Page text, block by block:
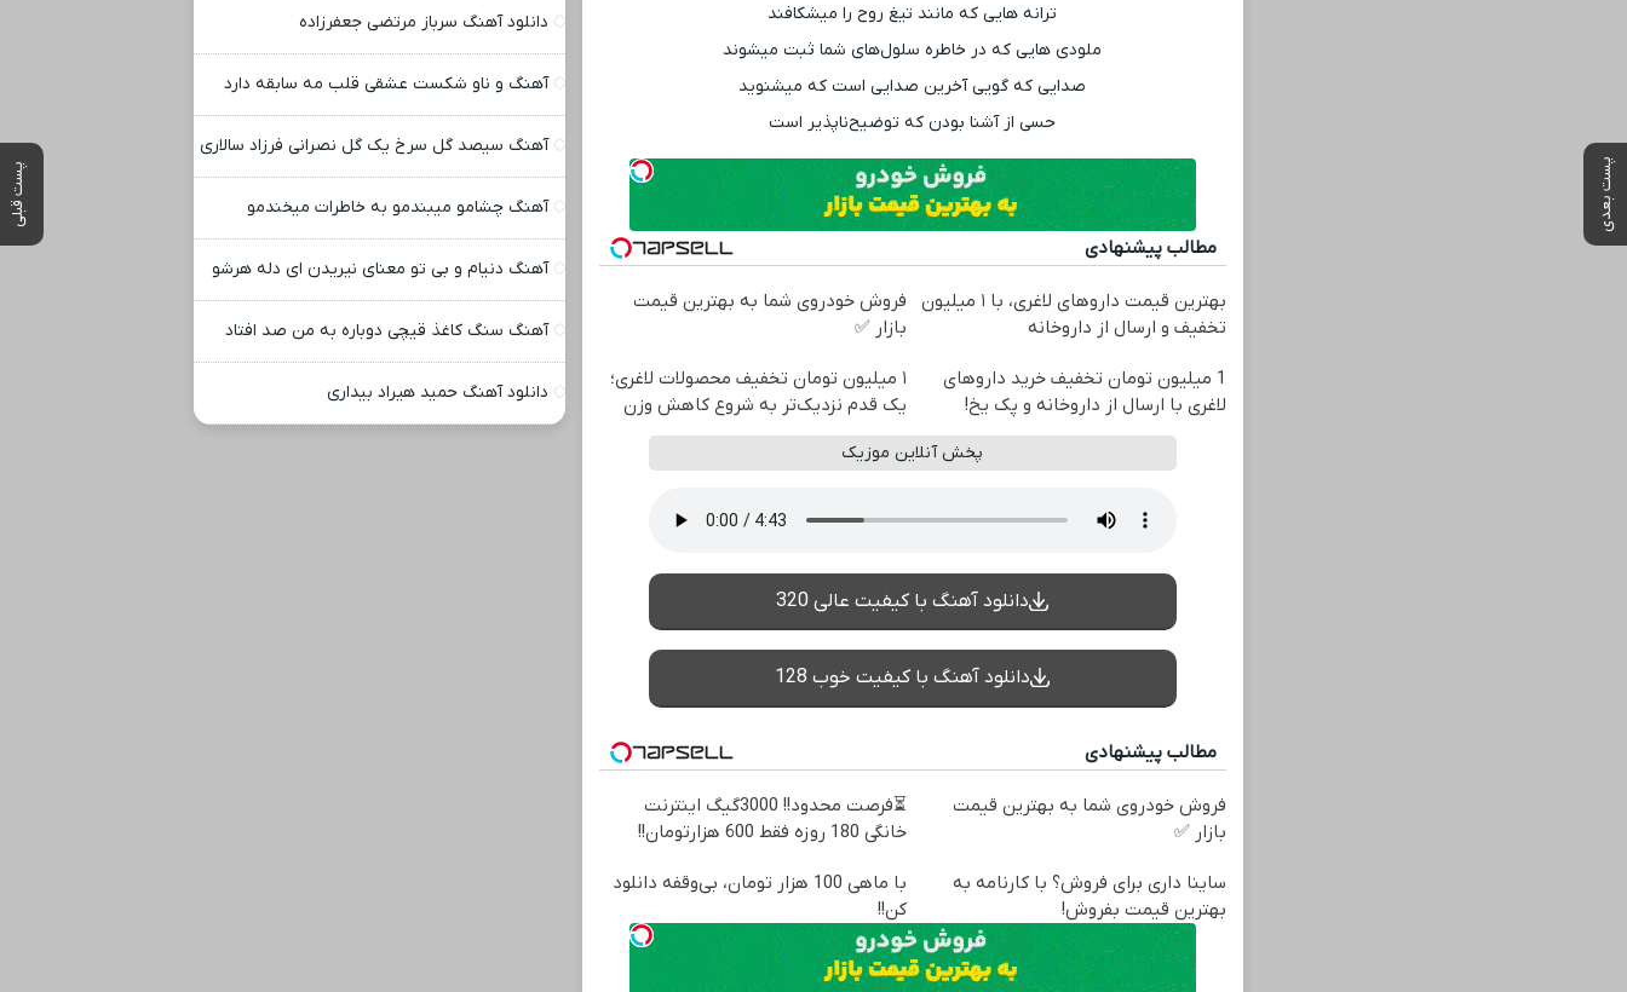
پست بعدی پست قبلی
ترانه ‌هایی که مانند تیغ روح را میشکافند
ملودی ‌هایی که در خاطره سلول‌های شما ثبت میشوند
صدایی که گویی آخرین صدایی است که میشنوید
حسی از آشنا بودن که توضیح‌ناپذیر است
مطالب پیشنهادی
بهترین قیمت داروهای لاغری، با ۱ میلیون
تخفیف و ارسال از داروخانه‌
فروش خودروی شما به بهترین قیمت
بازار ✅
1 میلیون تومان تخفیف خرید داروهای
لاغری با ارسال از داروخانه و پک یخ!
۱ میلیون تومان تخفیف محصولات لاغری؛
یک قدم نزدیک‌تر به شروع کاهش وزن
پخش آنلاین موزیک
دانلود آهنگ با کیفیت عالی 320
دانلود آهنگ با کیفیت خوب 128
مطالب پیشنهادی
فروش خودروی شما به بهترین قیمت
بازار ✅
⏳فرصت محدود!! 3000گیگ اینترنت
خانگی 180 روزه فقط 600 هزارتومان!!
ساینا داری برای فروش؟ با کارنامه به
بهترین قیمت بفروش!
با ماهی 100 هزار تومان، بی‌وقفه دانلود
کن!!
دانلود آهنگ سرباز مرتضی جعفرزاده
آهنگ و ناو شکست عشقی قلب مه سابقه دارد
آهنگ سیصد گل سرخ یک گل نصرانی فرزاد سالاری
آهنگ چشامو میبندمو به خاطرات میخندمو
آهنگ دنیام و بی تو معنای نیریدن ای دله هرشو
آهنگ سنگ کاغذ قیچی دوباره به من صد افتاد
دانلود آهنگ حمید هیراد بیداری